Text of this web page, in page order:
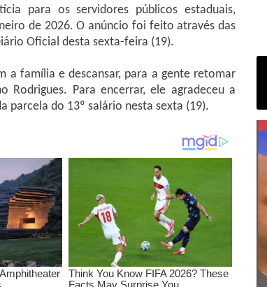
para os servidores públicos estaduais,
de 2026. O anúncio foi feito através das
Oficial desta sexta-feira (19).
a família e descansar, para a gente retomar
Para encerrar, ele agradeceu a
parcela do 13º salário nesta sexta (19).